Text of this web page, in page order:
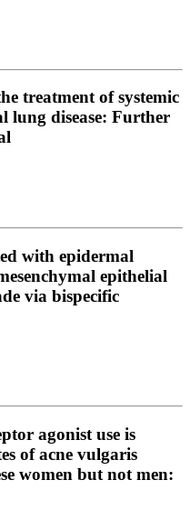
treatment of systemic
lung disease: Further
with epidermal
epithelial
via bispecific
agonist use is
of acne vulgaris
women but not men: